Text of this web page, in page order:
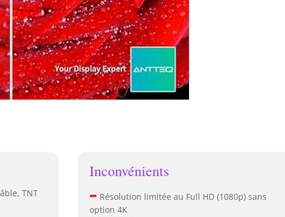
TNT
Inconvénients
– Résolution limitée au Full HD (1080p) sans
option 4K